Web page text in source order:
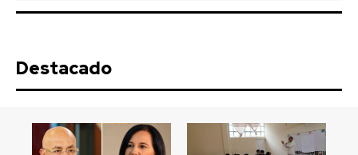
Destacado